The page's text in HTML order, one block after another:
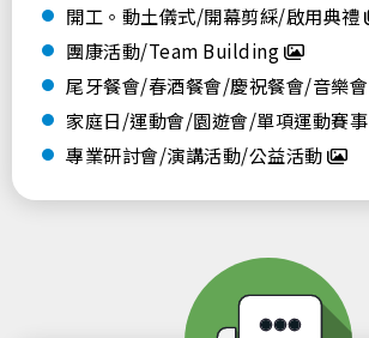
開工。動土儀式/開幕剪綵/啟用典禮
團康活動/Team Building
尾牙餐會/春酒餐會/慶祝餐會/音樂會
家庭日/運動會/園遊會/單項運動賽事
專業研討會/演講活動/公益活動